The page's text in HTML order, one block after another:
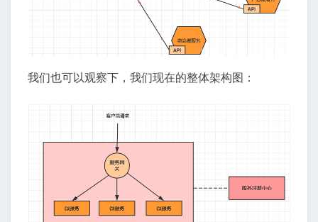
我们也可以观察下，我们现在的整体架构图：